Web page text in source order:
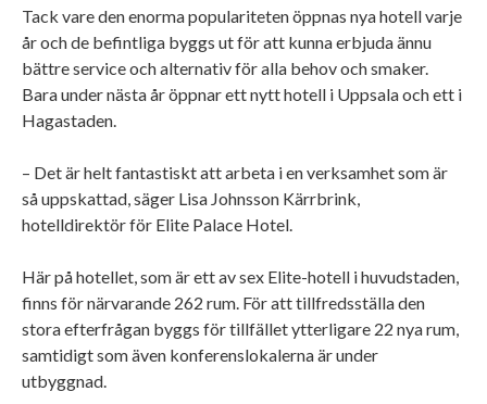
Tack vare den enorma populariteten öppnas nya hotell varje
år och de befintliga byggs ut för att kunna erbjuda ännu
bättre service och alternativ för alla behov och smaker.
Bara under nästa år öppnar ett nytt hotell i Uppsala och ett i
Hagastaden.
– Det är helt fantastiskt att arbeta i en verksamhet som är
så uppskattad, säger Lisa Johnsson Kärrbrink,
hotelldirektör för Elite Palace Hotel.
Här på hotellet, som är ett av sex Elite-hotell i huvudstaden,
finns för närvarande 262 rum. För att tillfredsställa den
stora efterfrågan byggs för tillfället ytterligare 22 nya rum,
samtidigt som även konferenslokalerna är under
utbyggnad.